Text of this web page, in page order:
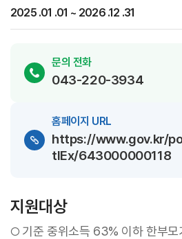
2025 .01 .01 ~ 2026 .12 .31
문의 전화
043-220-3934
홈페이지 URL
https://www.gov.kr/
tlEx/643000000118
지원대상
○ 기준 중위소득 63% 이하 한부모